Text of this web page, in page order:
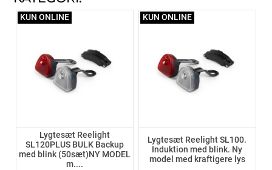
Lygtesæt Reelight
SL120PLUS BULK Backup
med blink (50sæt)NY MODEL
m....
KUN ONLINE
Lygtesæt Reelight SL100.
Induktion med blink. Ny
model med kraftigere lys
KUN ONLINE